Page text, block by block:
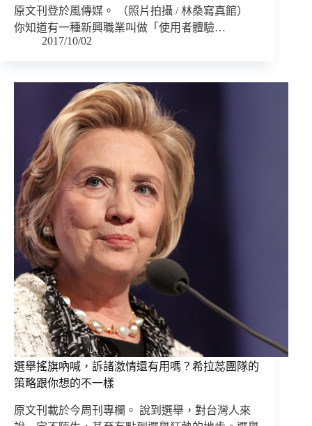
原文刊登於風傳媒。 （照片拍攝 / 林桑寫真館）
你知道有一種新興職業叫做「使用者體驗…
2017/10/02
選舉搖旗吶喊，訴諸激情還有用嗎？希拉蕊團隊的
策略跟你想的不一樣
原文刊載於今周刊專欄。 說到選舉，對台灣人來